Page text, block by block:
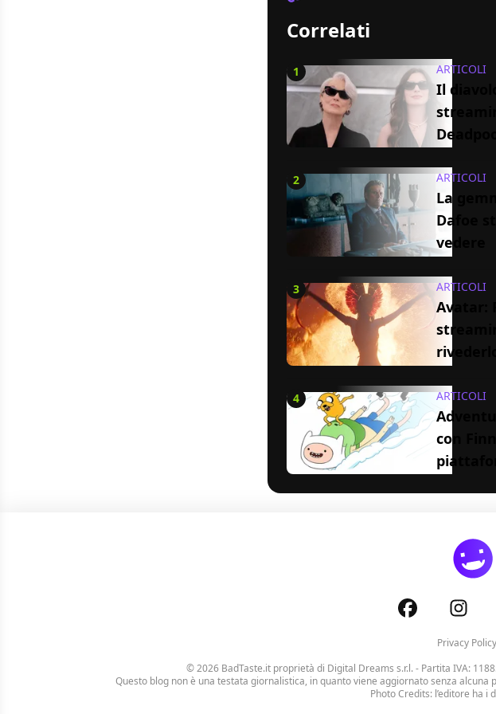
Correlati
1 ARTICOLI
Il
2 ARTICOLI
La
Dafoe
vedere
3 ARTICOLI
Avatar:
rivederlo
4 ARTICOLI
con
Privacy Policy
© 2026 BadTaste.it proprietà di Digital Dreams s.r.l.- Partita IVA:
Questo blog non è una testata giornalistica, in quanto viene aggiornato senza
Photo Credits: l’editore ha